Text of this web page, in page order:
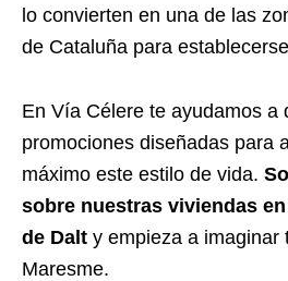
lo convierten en una de las
de Cataluña para
En Vía Célere te ayudamos a
promociones diseñadas para
máximo este estilo de vida.
sobre nuestras viviendas
de Dalt y empieza a imaginar
Maresme.